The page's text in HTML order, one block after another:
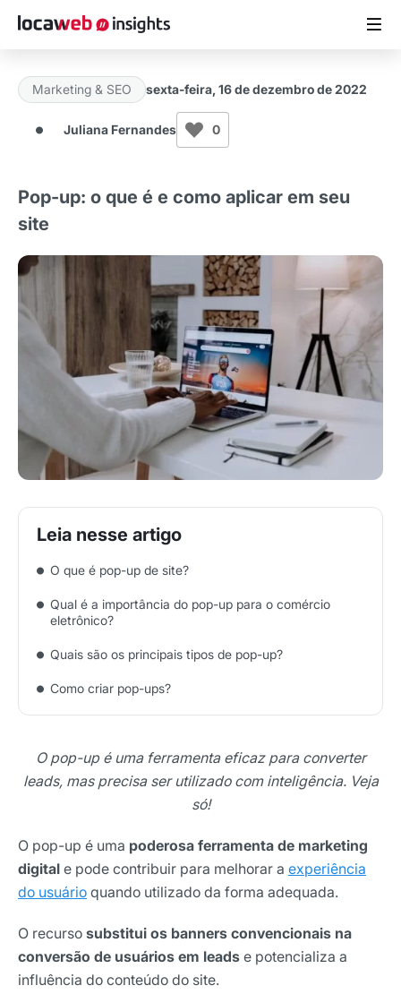
ARTIGOS
MATERIAIS GRATUITOS
ESTUDOS
CASES DE SUCESSO
LOCAWEB.COM.BR
Marketing & SEO sexta-feira, 16 de dezembro de 2022
Juliana Fernandes 0
Pop-up: o que é e como aplicar em seu
site
O que é pop-up de site?
Qual é a importância do pop-up para o comércio
eletrônico?
Quais são os principais tipos de pop-up?
Como criar pop-ups?
O pop-up é uma ferramenta eficaz para converter
leads, mas precisa ser utilizado com inteligência. Veja
só!
O pop-up é uma poderosa ferramenta de marketing
digital e pode contribuir para melhorar a experiência
do usuário quando utilizado da forma adequada.
O recurso substitui os banners convencionais na
conversão de usuários em leads e potencializa a
influência do conteúdo do site.